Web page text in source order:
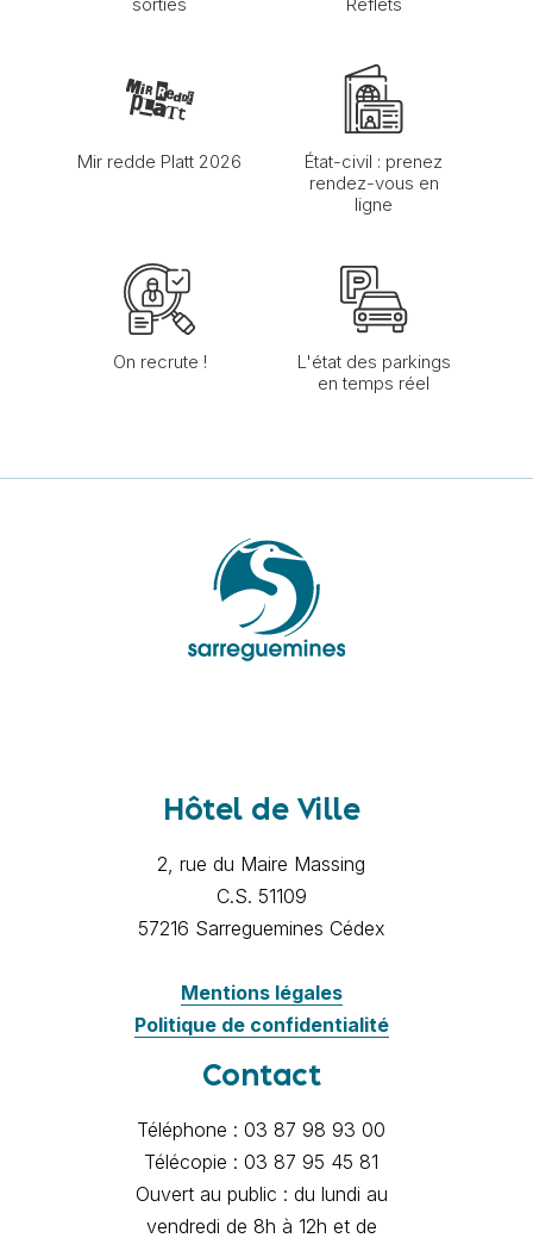
sorties
Reflets
Mir redde Platt 2026
État-civil : prenez
rendez-vous en
ligne
On recrute !
L'état des parkings
en temps réel
Hôtel de Ville
2, rue du Maire Massing
C.S. 51109
57216 Sarreguemines Cédex
Mentions légales
Politique de confidentialité
Contact
Téléphone : 03 87 98 93 00
Télécopie : 03 87 95 45 81
Ouvert au public : du lundi au
vendredi de 8h à 12h et de